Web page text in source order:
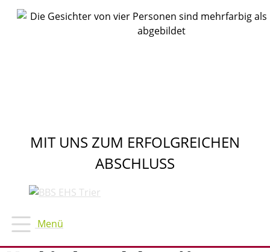
MIT UNS ZUM ERFOLGREICHEN
ABSCHLUSS